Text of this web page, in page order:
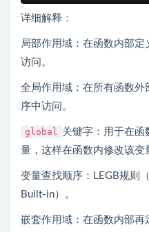
详细解释：
局部作用域：在函数内部
访问。
全局作用域：在所有函数
序中访问。
global
关键字：用于在函
量，这样在函数内修改该变
变量查找顺序：LEGB规则
Built-in）。
嵌套作用域：在函数内部